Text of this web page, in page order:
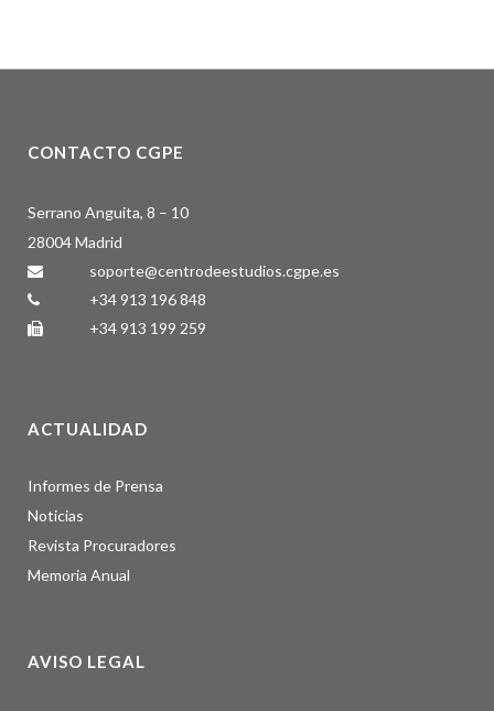
CONTACTO CGPE
Serrano Anguita, 8 – 10
28004 Madrid
soporte@centrodeestudios.cgpe.es
+34 913 196 848
+34 913 199 259
ACTUALIDAD
Informes de Prensa
Noticias
Revista Procuradores
Memoria Anual
AVISO LEGAL